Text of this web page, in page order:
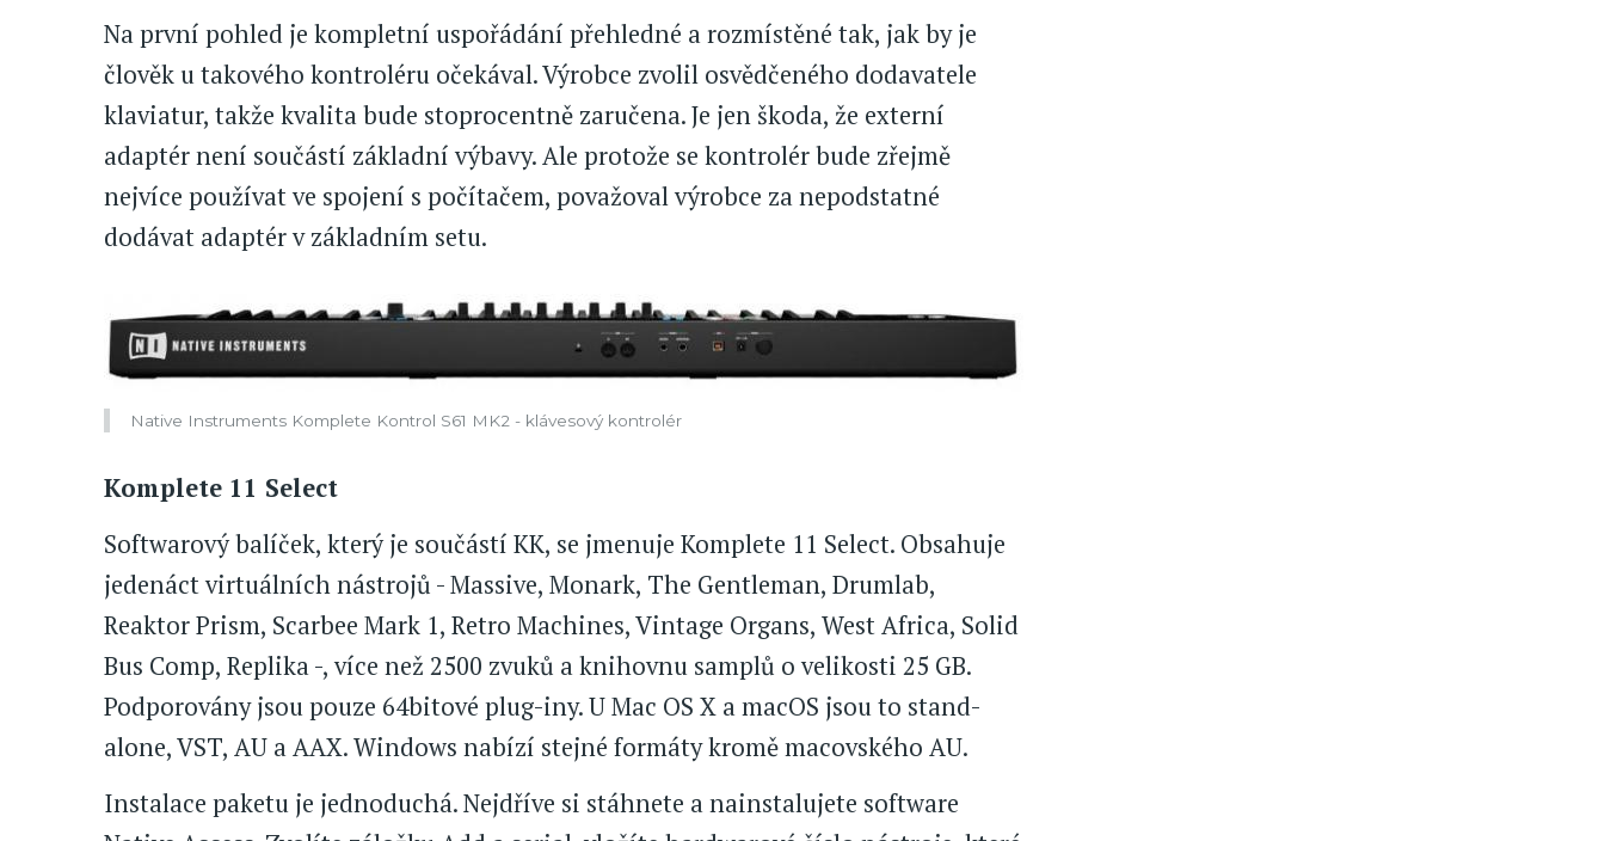
Na první pohled je kompletní uspořádání přehledné a rozmístěné tak, jak by je
člověk u takového kontroléru očekával. Výrobce zvolil osvědčeného dodavatele
klaviatur, takže kvalita bude stoprocentně zaručena. Je jen škoda, že externí
adaptér není součástí základní výbavy. Ale protože se kontrolér bude zřejmě
nejvíce používat ve spojení s počítačem, považoval výrobce za nepodstatné
dodávat adaptér v základním setu.
Native Instruments Komplete Kontrol S61 MK2 - klávesový kontrolér
Komplete 11 Select
Softwarový balíček, který je součástí KK, se jmenuje Komplete 11 Select. Obsahuje
jedenáct virtuálních nástrojů - Massive, Monark, The Gentleman, Drumlab,
Reaktor Prism, Scarbee Mark 1, Retro Machines, Vintage Organs, West Africa, Solid
Bus Comp, Replika -, více než 2500 zvuků a knihovnu samplů o velikosti 25 GB.
Podporovány jsou pouze 64bitové plug-iny. U Mac OS X a macOS jsou to stand-
alone, VST, AU a AAX. Windows nabízí stejné formáty kromě macovského AU.
Instalace paketu je jednoduchá. Nejdříve si stáhnete a nainstalujete software